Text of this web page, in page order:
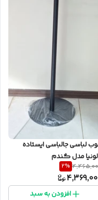
لباسی جالباسی ایستاده
مدل گندم
2%
افزودن به سبد